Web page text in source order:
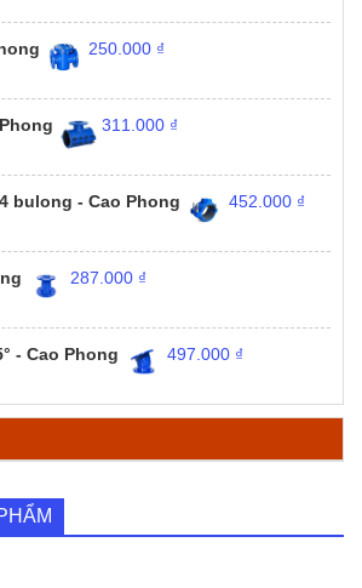
250.000 ₫
311.000 ₫
bulong - Cao Phong 452.000 ₫
287.000 ₫
- Cao Phong 497.000 ₫